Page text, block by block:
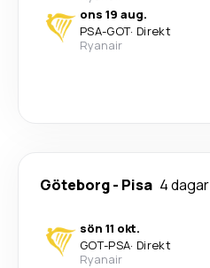
ons 19 aug.
PSA-GOT· Direkt
Ryanair
Göteborg- Pisa 4 dagar
sön 11 okt.
GOT-PSA· Direkt
Ryanair